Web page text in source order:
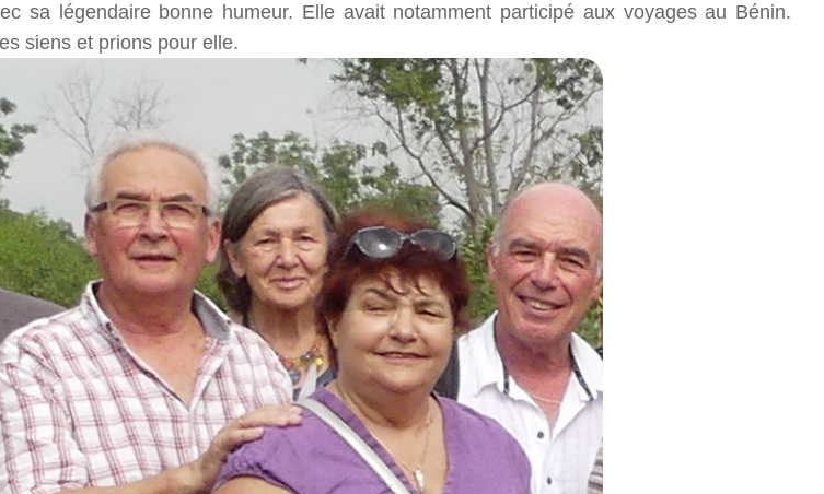
sa légendaire bonne humeur. Elle avait notamment participé aux voyages au Bénin.
siens et prions pour elle.